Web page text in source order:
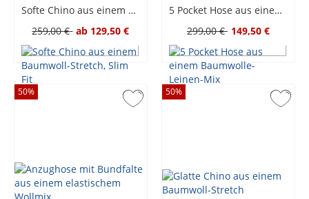
Softe Chino aus einem Baumwoll-Stretch, Slim Fit
259,00 € ab 129,50 €
5 Pocket Hose aus einem Baumwolle-Leinen-Mix
299,00 € 149,50 €
50% 50%